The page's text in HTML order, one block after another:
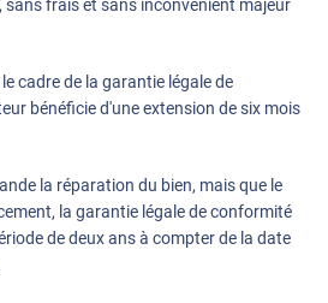
sans frais et sans inconvénient majeur
cadre de la garantie légale de
bénéficie d'une extension de six mois
la réparation du bien, mais que le
la garantie légale de conformité
de deux ans à compter de la date